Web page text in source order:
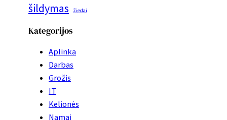
šildymas žiedai
Kategorijos
Aplinka
Darbas
Grožis
IT
Kelionės
Namai